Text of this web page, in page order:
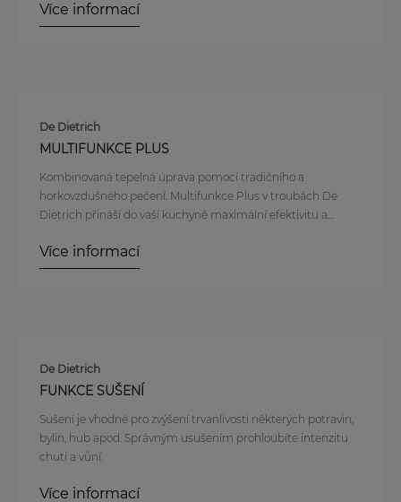
Více informací
De Dietrich
MULTIFUNKCE PLUS
Kombinovaná tepelná úprava pomocí tradičního a
horkovzdušného pečení. Multifunkce Plus v troubách De
Dietrich přináší do vaší kuchyně maximální efektivitu a
současně. Díky Multifunkci Plus je zaručeno rovnoměrné
rozložení tepla uvnitř trouby, které umožňuje dosáhnout
ryby nebo ovocné koláče, protože zajišťuje, že všechny
ingredience si zachovají svou přirozenou vlhkost a chuť.
poskytovala stejnou distribuci tepla, což umožňuje dokonalé
upečení každého pokrmu bez ohledu na to, kde se v troubě
nachází.
Více informací
De Dietrich
FUNKCE SUŠENÍ
Sušení je vhodné pro zvýšení trvanlivosti některých potravin,
bylin, hub apod. Správným usušením prohloubíte intenzitu
chutí a vůní.
Více informací